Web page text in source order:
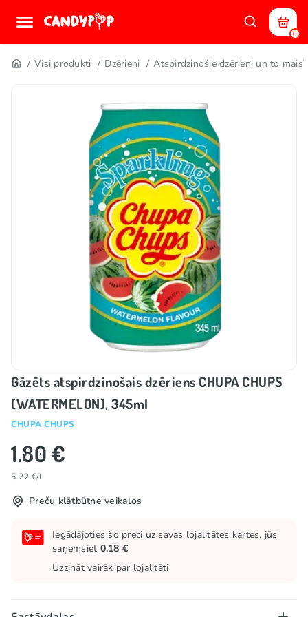
0
Visi produkti Dzērieni Atspirdzinošie dzērieni un to
Gāzēts atspirdzinošais dzēriens CHUPA CHUPS
(WATERMELON), 345ml
CHUPA CHUPS
1.80 €
5.22 €/L
Preču klātbūtne veikalos
Iegādājoties šo preci uz savas lojalitātes kartes, jūs
saņemsiet 0.18 €
Uzzināt vairāk par lojalitāti